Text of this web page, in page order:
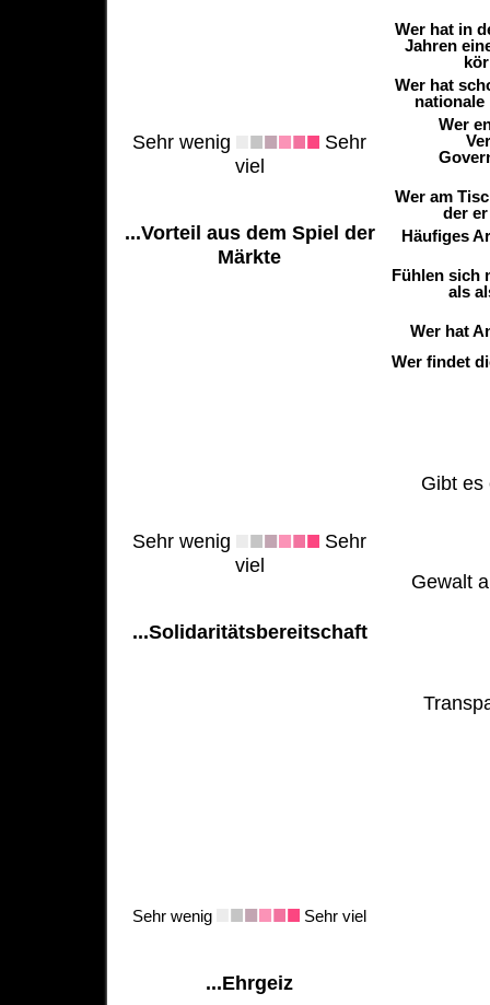
Sehr wenig
Sehr
viel
...Vorteil aus dem Spiel der
Märkte
Sehr wenig
Sehr
viel
...Solidaritätsbereitschaft
Sehr wenig Sehr viel
...Ehrgeiz
Wer hat in
Jahren
Wer hat
Wer
Wer am
der
Häufiges
Fühlen sich
als
Wer hat
Wer findet
Gibt es
Gewalt